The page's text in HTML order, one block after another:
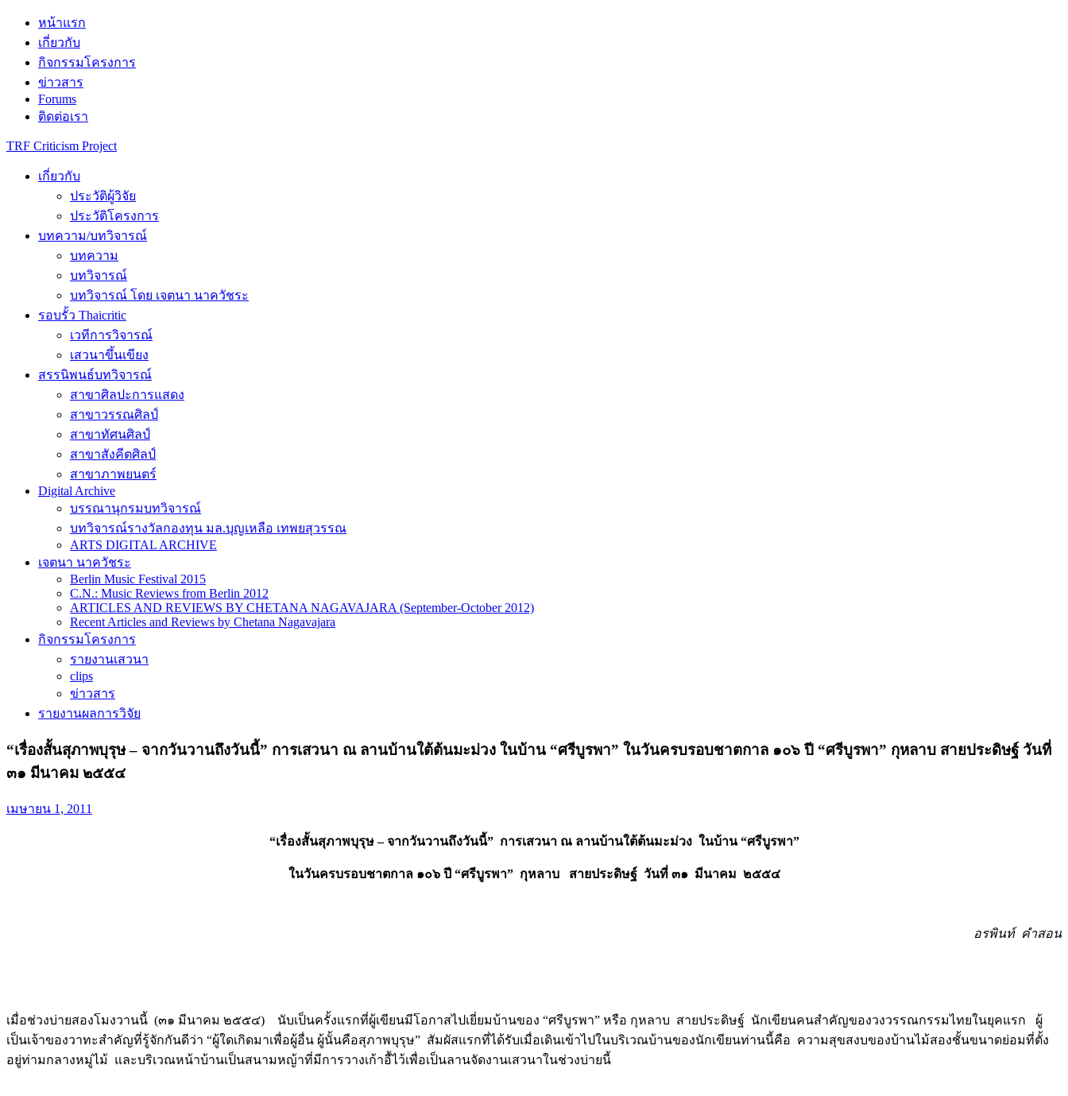
Skip
content
หน้าแรก
เกี่ยวกับ
กิจกรรมโครงการ
ข่าวสาร
Forums
ติดต่อเรา
TRF Criticism Project
เกี่ยวกับ
ประวัติผู้วิจัย
ประวัติโครงการ
บทความ/บทวิจารณ์
บทความ
บทวิจารณ์
บทวิจารณ์ โดย เจตนา นาควัชระ
รอบรั้ว Thaicritic
เวทีการวิจารณ์
เสวนาขึ้นเขียง
สรรนิพนธ์บทวิจารณ์
สาขาศิลปะการแสดง
สาขาวรรณศิลป์
สาขาทัศนศิลป์
สาขาสังคีตศิลป์
สาขาภาพยนตร์
Digital Archive
บรรณานุกรมบทวิจารณ์
บทวิจารณ์รางวัลกองทุน มล.บุญเหลือ เทพยสุวรรณ
ARTS DIGITAL ARCHIVE
เจตนา นาควัชระ
Berlin Music Festival 2015
C.N.: Music Reviews from Berlin 2012
ARTICLES AND REVIEWS BY CHETANA NAGAVAJARA (September-October 2012)
Recent Articles and Reviews by Chetana Nagavajara
กิจกรรมโครงการ
รายงานเสวนา
clips
ข่าวสาร
รายงานผลการวิจัย
“เรื่องสั้นสุภาพบุรุษ – จากวันวานถึงวันนี้” การเสวนา ณ ลานบ้านใต้ต้นมะม่วง ในบ้าน “ศรีบูรพา” ในวันครบรอบชาตกาล ๑๐๖ ปี “ศรีบูรพา” กุหลาบ สายประดิษฐ์ วันที่
๓๑ มีนาคม ๒๕๕๔
เมษายน 1, 2011
“เรื่องสั้นสุภาพบุรุษ – จากวันวานถึงวันนี้” การเสวนา ณ ลานบ้านใต้ต้นมะม่วง ในบ้าน “ศรีบูรพา”
ในวันครบรอบชาตกาล ๑๐๖ ปี “ศรีบูรพา” กุหลาบ สายประดิษฐ์ วันที่ ๓๑ มีนาคม ๒๕๕๔
อรพินท์ คำสอน
เมื่อช่วงบ่ายสองโมงวานนี้ (๓๑ มีนาคม ๒๕๕๔) นับเป็นครั้งแรกที่ผู้เขียนมีโอกาสไปเยี่ยมบ้านของ “ศรีบูรพา” หรือ กุหลาบ สายประดิษฐ์ นักเขียนคนสำคัญของวงวรรณกรรมไทยในยุคแรก ผู้
เป็นเจ้าของวาทะสำคัญที่รู้จักกันดีว่า “ผู้ใดเกิดมาเพื่อผู้อื่น ผู้นั้นคือสุภาพบุรุษ” สัมผัสแรกที่ได้รับเมื่อเดินเข้าไปในบริเวณบ้านของนักเขียนท่านนี้คือ ความสุขสงบของบ้านไม้สองชั้นขนาดย่อมที่ตั้ง
อยู่ท่ามกลางหมู่ไม้ และบริเวณหน้าบ้านเป็นสนามหญ้าที่มีการวางเก้าอื้ไว้เพื่อเป็นลานจัดงานเสวนาในช่วงบ่ายนี้